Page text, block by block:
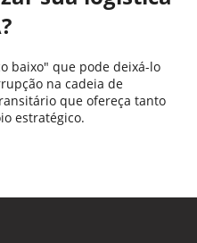
baixo" que pode deixá-lo
na cadeia de
que ofereça tanto
estratégico.